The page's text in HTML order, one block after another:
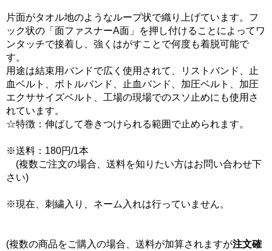
片面がタオル地のようなループ状で織り上げています。フ
ック状の「面ファスナーA面」を押し付けることによってワ
ンタッチで接着し、強くはがすことで何度も着脱可能で
す。
用途は結束用バンドで広く使用されて、リストバンド、止
血ベルト、ボトルバンド、止血バンド、加圧ベルト、加圧
エクササイズベルト、工場の現場でのスソ止めにも使用さ
れています。
☆特徴：伸ばして巻きつけられる範囲で止められます。
※送料：180円/1本
(複数ご注文の場合、送料を知りたい方はお問い合わせ下
さい)
※現在、刺繍入り、ネーム入れは行っていません。
(複数の商品をご購入の場合、送料が加算されますが注文確